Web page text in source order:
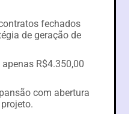
fechados
de geração de
apenas R$4.350,00
com abertura